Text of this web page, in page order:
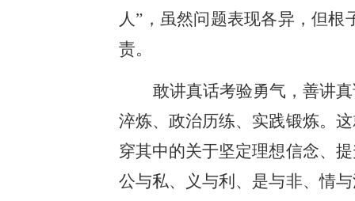
人”，虽然问题表现各异，但
责。
敢讲真话考验勇气，善讲
淬炼、政治历练、实践锻炼。
穿其中的关于坚定理想信念、
公与私、义与利、是与非、情